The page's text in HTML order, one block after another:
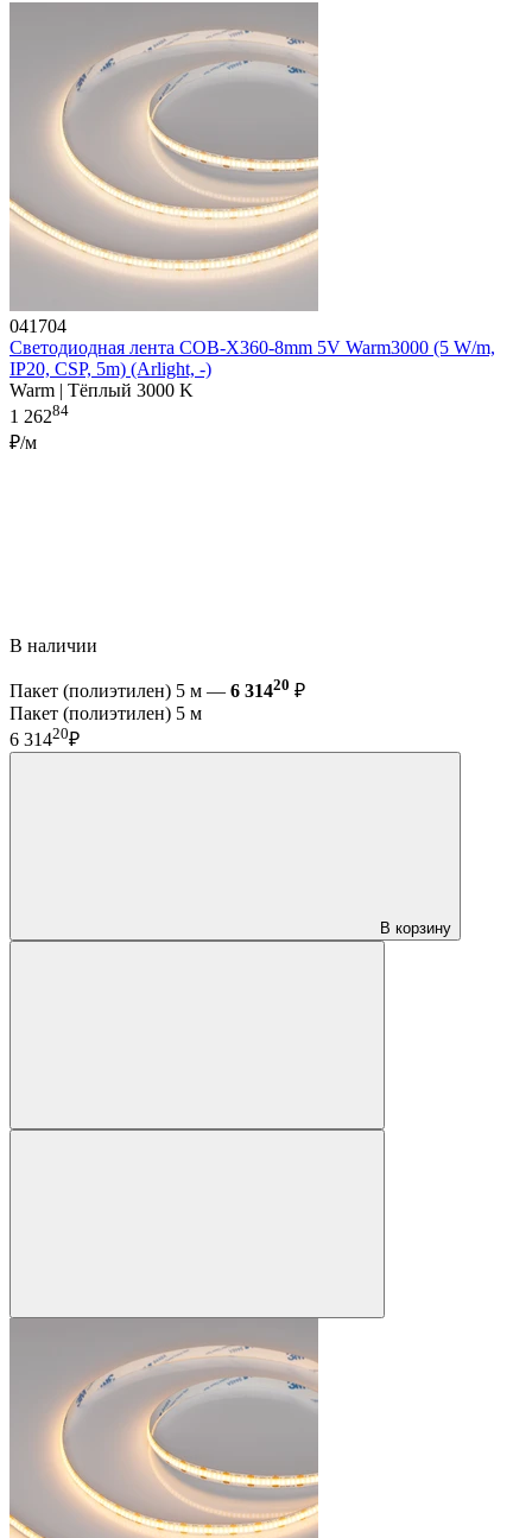
041704
Светодиодная лента COB-X360-8mm 5V Warm3000 (5 W/m,
IP20, CSP, 5m) (Arlight, -)
Warm | Тёплый 3000 K
1 26284
₽/м
В наличии
Пакет (полиэтилен) 5 м — 6 31420 ₽
Пакет (полиэтилен) 5 м
6 31420₽
В корзину